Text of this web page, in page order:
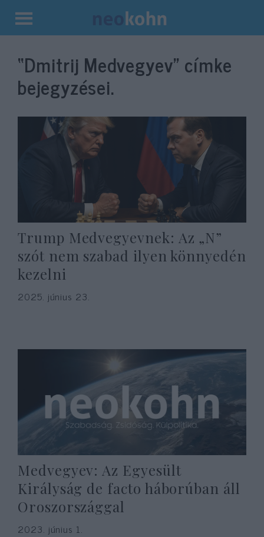
Kilépés
tartalomba
“Dmitrij Medvegyev” címke
bejegyzései.
Trump Medvegyevnek: Az „N”
szót nem szabad ilyen könnyedén
kezelni
2025. június 23.
Medvegyev: Az Egyesült
Királyság de facto háborúban áll
Oroszországgal
2023. június 1.